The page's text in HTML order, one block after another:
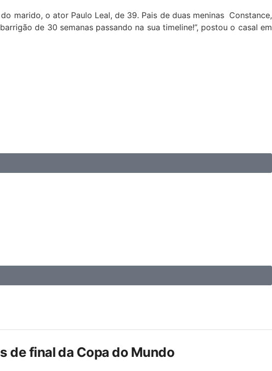
marido, o ator Paulo Leal, de 39. Pais de duas meninas Constance,
de 30 semanas passando na sua timeline!”, postou o casal em
de final da Copa do Mundo